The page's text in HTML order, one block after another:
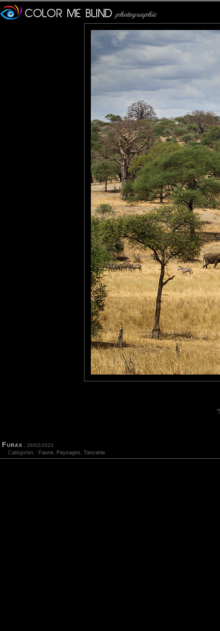
Furax : 26/02/2023
Catégories : Faune Paysages Tanzanie
principalement en raison
Une réserve de faune y
parc national en 1970.
On peut voir au premier
la partie aérienne du nid
Ces insectes sociaux
construisant leurs
autres organismes vivants.
Véritables réservoirs
autres services
On peut aussi voir sur la
baobabs.
: 24/04/2023
Magnifiquement
Laisser un commentaire
Nom
E-mail
Site